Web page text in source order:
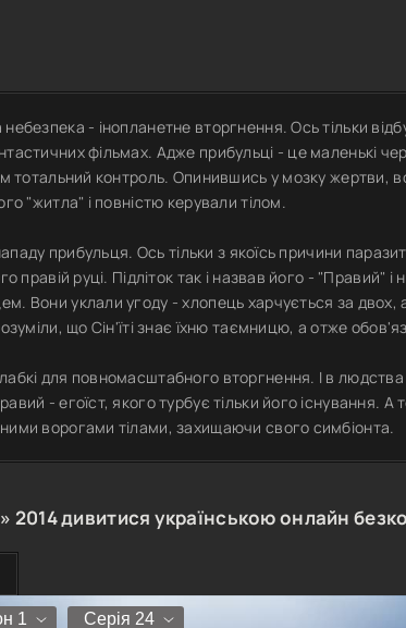
- інопланетне вторгнення. Ось тільки
фільмах. Адже прибульці - це маленькі
тотальний контроль. Опинившись у мозку жертви,
"житла" і повністю керували тілом.
прибульця. Ось тільки з якоїсь причини
правій руці. Підліток так і назвав його - "Правий" і
Вони уклали угоду - хлопець харчується за
що Сін'їті знає їхню таємницю, а отже
для повномасштабного вторгнення. І в
- егоїст, якого турбує тільки його існування. А
ворогами тілами, захищаючи свого симбіонта.
2014дивитися українською онлайн